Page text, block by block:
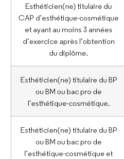
Esthéticien(ne) titulaire du
CAP d’esthétique-cosmétique
et ayant au moins 3 années
d’exercice après l’obtention
du diplôme.
Esthéticien(ne) titulaire du BP
ou BM ou bac pro de
l’esthétique-cosmétique.
Esthéticien(ne) titulaire du BP
ou BM ou bac pro de
l’esthétique-cosmétique et